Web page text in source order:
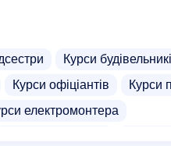
Курси
Курси офіціантів
Курси
електромонтера